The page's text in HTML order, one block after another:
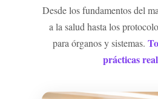
Desde los fundamentos del
a la salud hasta los
para órganos y sistemas.
prácticas